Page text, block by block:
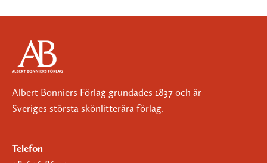
Albert Bonniers Förlag grundades 1837 och är
Sveriges största skönlitterära förlag.
Telefon